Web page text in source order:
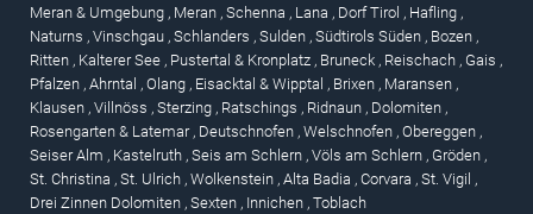
Meran & Umgebung , Meran , Schenna , Lana , Dorf Tirol , Hafling ,
Naturns , Vinschgau , Schlanders , Sulden , Südtirols Süden , Bozen ,
Ritten , Kalterer See , Pustertal & Kronplatz , Bruneck , Reischach , Gais ,
Pfalzen , Ahrntal , Olang , Eisacktal & Wipptal , Brixen , Maransen ,
Klausen , Villnöss , Sterzing , Ratschings , Ridnaun , Dolomiten ,
Rosengarten & Latemar , Deutschnofen , Welschnofen , Obereggen ,
Seiser Alm , Kastelruth , Seis am Schlern , Völs am Schlern , Gröden ,
St. Christina , St. Ulrich , Wolkenstein , Alta Badia , Corvara , St. Vigil ,
Drei Zinnen Dolomiten , Sexten , Innichen , Toblach